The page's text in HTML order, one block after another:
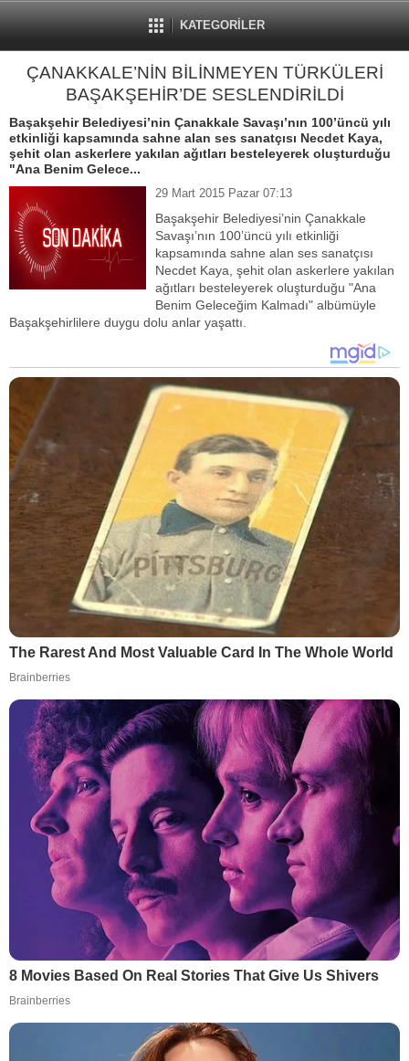
KATEGORİLER
ÇANAKKALE’NİN BİLİNMEYEN TÜRKÜLERİ
BAŞAKŞEHİR’DE SESLENDİRİLDİ
Başakşehir Belediyesi’nin Çanakkale Savaşı’nın 100’üncü yılı
etkinliği kapsamında sahne alan ses sanatçısı Necdet Kaya,
şehit olan askerlere yakılan ağıtları besteleyerek oluşturduğu
"Ana Benim Gelece...
29 Mart 2015 Pazar 07:13
Başakşehir Belediyesi’nin Çanakkale
Savaşı’nın 100’üncü yılı etkinliği
kapsamında sahne alan ses sanatçısı
Necdet Kaya, şehit olan askerlere yakılan
ağıtları besteleyerek oluşturduğu "Ana
Benim Geleceğim Kalmadı" albümüyle
Başakşehirlilere duygu dolu anlar yaşattı.